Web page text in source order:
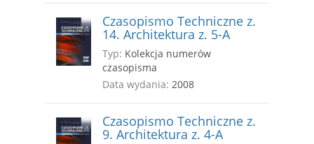
Czasopismo Techniczne z.
14. Architektura z. 5-A
Typ: Kolekcja numerów
czasopisma
Data wydania: 2008
Czasopismo Techniczne z.
9. Architektura z. 4-A